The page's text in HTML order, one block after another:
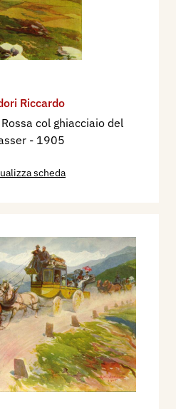
Riccardo
col ghiacciaio del
- 1905
scheda